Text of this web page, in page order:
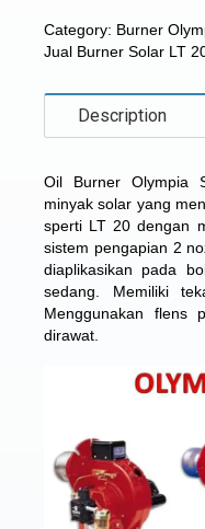
Category: Burner
Jual Burner Solar LT
Description
Oil Burner Olympia
minyak solar yang
sperti LT 20 dengan
sistem pengapian 2
diaplikasikan pada
sedang. Memiliki
Menggunakan flens
dirawat.